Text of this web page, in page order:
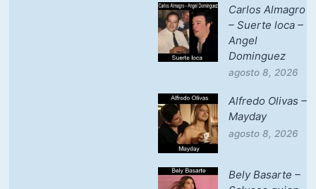
Carlos Almagro
– Suerte loca –
Angel
Dominguez
agosto 8, 2026
Alfredo Olivas –
Mayday
agosto 8, 2026
Bely Basarte –